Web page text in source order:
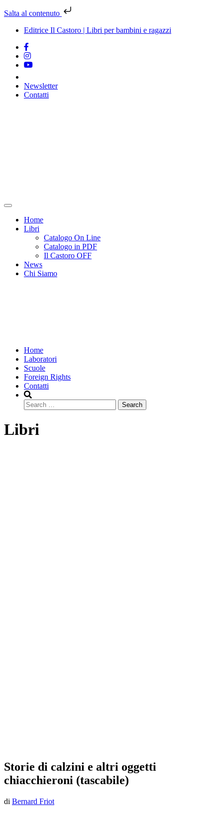
Salta al contenuto
Editrice Il Castoro | Libri per bambini e ragazzi
Newsletter
Contatti
Home
Libri
Catalogo On Line
Catalogo in PDF
Il Castoro OFF
News
Chi Siamo
Home
Laboratori
Scuole
Foreign Rights
Contatti
Search
Libri
Storie di calzini e altri oggetti
chiacchieroni (tascabile)
di Bernard Friot